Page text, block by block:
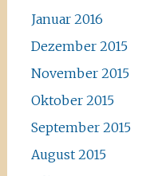
Januar 2016
Dezember 2015
November 2015
Oktober 2015
September 2015
August 2015